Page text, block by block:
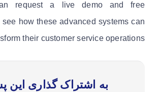
request a live demo and free
how these advanced systems can
their customer service operations.
به اشتراک گذاری این